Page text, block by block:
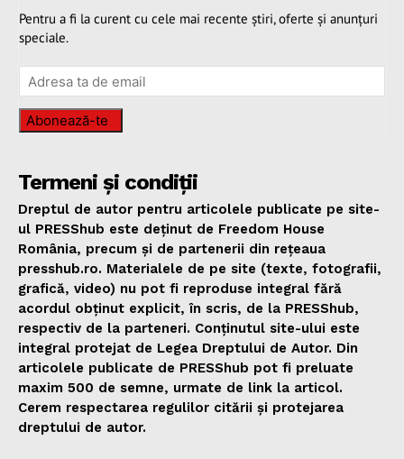
Pentru a fi la curent cu cele mai recente știri, oferte și anunțuri
speciale.
Abonează-te
Termeni și condiții
Dreptul de autor pentru articolele publicate pe site-
ul PRESShub este deținut de Freedom House
România, precum și de partenerii din rețeaua
presshub.ro. Materialele de pe site (texte, fotografii,
grafică, video) nu pot fi reproduse integral fără
acordul obținut explicit, în scris, de la PRESShub,
respectiv de la parteneri. Conținutul site-ului este
integral protejat de Legea Dreptului de Autor. Din
articolele publicate de PRESShub pot fi preluate
maxim 500 de semne, urmate de link la articol.
Cerem respectarea regulilor citării și protejarea
dreptului de autor.